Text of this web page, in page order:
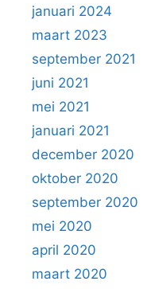
januari 2024
maart 2023
september 2021
juni 2021
mei 2021
januari 2021
december 2020
oktober 2020
september 2020
mei 2020
april 2020
maart 2020